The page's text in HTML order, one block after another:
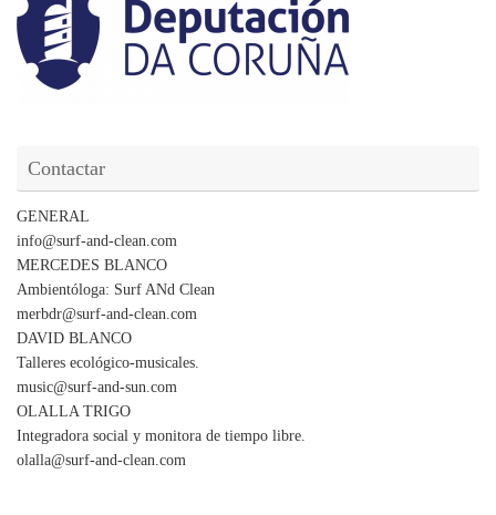
Contactar
GENERAL
info@surf-and-clean.com
MERCEDES BLANCO
Ambientóloga: Surf ANd Clean
merbdr@surf-and-clean.com
DAVID BLANCO
Talleres ecológico-musicales.
music@surf-and-sun.com
OLALLA TRIGO
Integradora social y monitora de tiempo libre.
olalla@surf-and-clean.com